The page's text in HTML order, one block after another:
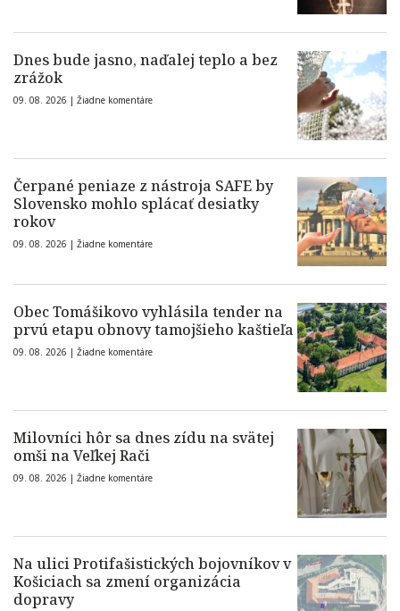
Dnes bude jasno, naďalej teplo a bez
zrážok
09. 08. 2026 | Žiadne komentáre
Čerpané peniaze z nástroja SAFE by
Slovensko mohlo splácať desiatky
rokov
09. 08. 2026 | Žiadne komentáre
Obec Tomášikovo vyhlásila tender na
prvú etapu obnovy tamojšieho kaštieľa
09. 08. 2026 | Žiadne komentáre
Milovníci hôr sa dnes zídu na svätej
omši na Veľkej Rači
09. 08. 2026 | Žiadne komentáre
Na ulici Protifašistických bojovníkov v
Košiciach sa zmení organizácia
dopravy